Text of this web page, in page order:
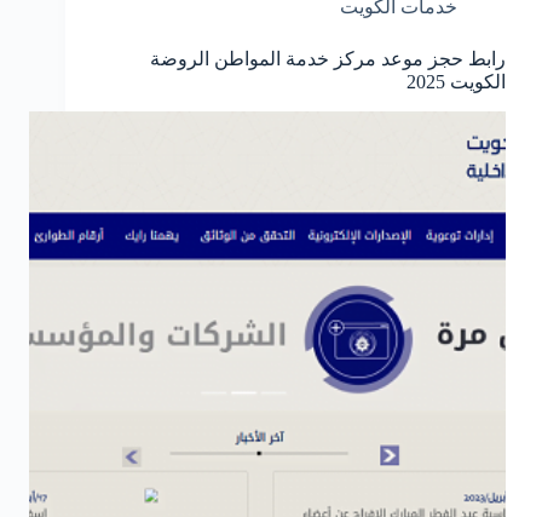
خدمات الكويت
رابط حجز موعد مركز خدمة المواطن الروضة
الكويت 2025